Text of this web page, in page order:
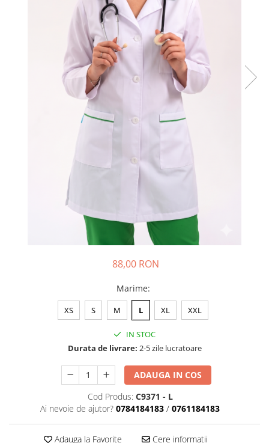
88,00 RON
Marime:
XS S M L XL XXL
IN STOC
Durata de livrare: 2-5 zile lucratoare
ADAUGA IN COS
Cod Produs: C9371 - L
Ai nevoie de ajutor? 0784184183 / 0761184183
Adauga la Favorite Cere informatii